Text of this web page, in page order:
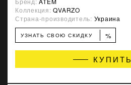
Коллекция:QVARZO
Страна-производитель: Украина
УЗНАТЬ СВОЮ СКИДКУ %
КУПИТЬ